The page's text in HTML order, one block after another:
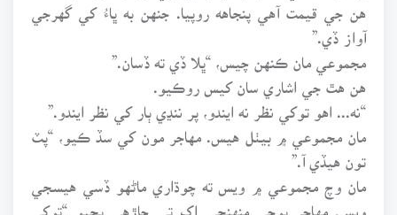
هن جي قيمت آهي پنجاهه روپيا. جنهن به ڀاءُ کي گهرجي
آواز ڏي.”
مجموعي مان ڪنهن چيس، “ڀلا ڏي ته ڏسان.”
هن هٿ جي اشاري سان کيس روڪيو.
“نه... اهو توکي نظر نه ايندو، پر ننڍي ٻار کي نظر ايندو.”
مان مجموعي ۾ بيٺل هيس. مهاجر مون کي سڏ ڪيو، “پٽ
تون هيڏي آ.”
مان وچ مجموعي ۾ ويس ته چوڌاري ماڻهو ڏسي هيسجي
ويس. مهاجر ٻوجي منهنجي اک تي چاڙهي پڇيو “توکي